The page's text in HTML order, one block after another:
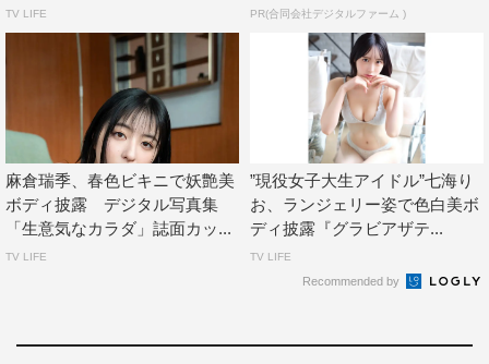
TV LIFE PR(合同会社デジタルファーム )
麻倉瑞季、春色ビキニで妖艶美
ボディ披露 デジタル写真集
「生意気なカラダ」誌面カッ...
TV LIFE
”現役女子大生アイドル”七海り
お、ランジェリー姿で色白美ボ
ディ披露『グラビアザテ...
TV LIFE
Recommended by